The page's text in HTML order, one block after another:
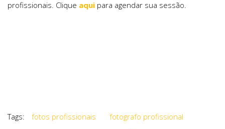
profissionais. Clique aqui para agendar sua sessão.
Tags: fotos profissionais
fotografo profissional